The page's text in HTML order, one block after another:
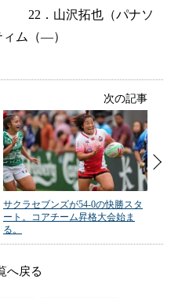
22．山沢拓也（パナソ
ム（―）
次の記事
サクラセブンズが54-0の快勝スタ
ート。コアチーム昇格大会始ま
る。
へ戻る